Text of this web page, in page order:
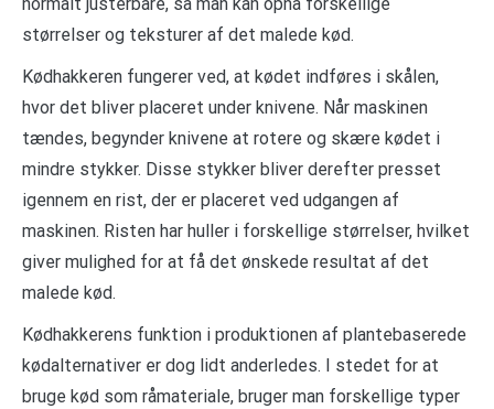
størrelser og teksturer af det malede kød.
Kødhakkeren fungerer ved, at kødet indføres i skålen,
hvor det bliver placeret under knivene. Når maskinen
tændes, begynder knivene at rotere og skære kødet i
mindre stykker. Disse stykker bliver derefter presset
igennem en rist, der er placeret ved udgangen af
maskinen. Risten har huller i forskellige størrelser, hvilket
giver mulighed for at få det ønskede resultat af det
malede kød.
Kødhakkerens funktion i produktionen af plantebaserede
kødalternativer er dog lidt anderledes. I stedet for at
bruge kød som råmateriale, bruger man forskellige typer